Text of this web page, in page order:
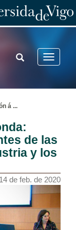
Toggle
TOGGLE
SEARCH
á ...
de las
y los
14 de feb. de 2020